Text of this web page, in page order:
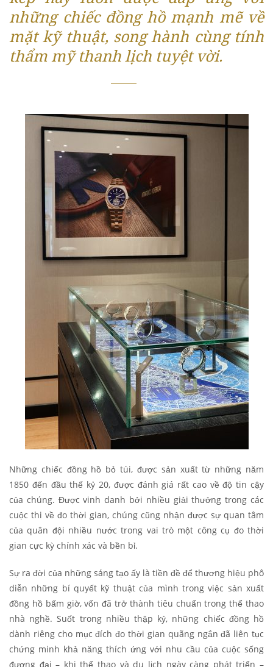
những chiếc đồng hồ mạnh mẽ về
mặt kỹ thuật, song hành cùng tính
thẩm mỹ thanh lịch tuyệt vời.
Những chiếc đồng hồ bỏ túi, được sản xuất từ những năm
1850 đến đầu thế kỷ 20, được đánh giá rất cao về độ tin cậy
của chúng. Được vinh danh bởi nhiều giải thưởng trong các
cuộc thi về đo thời gian, chúng cũng nhận được sự quan tâm
của quân đội nhiều nước trong vai trò một công cụ đo thời
gian cực kỳ chính xác và bền bỉ.
Sự ra đời của những sáng tạo ấy là tiền đề để thương hiệu phô
diễn những bí quyết kỹ thuật của mình trong việc sản xuất
đồng hồ bấm giờ, vốn đã trở thành tiêu chuẩn trong thể thao
nhà nghề. Suốt trong nhiều thập kỷ, những chiếc đồng hồ
dành riêng cho mục đích đo thời gian quãng ngắn đã liên tục
chứng minh khả năng thích ứng với nhu cầu của cuộc sống
đương đại – khi thể thao và du lịch ngày càng phát triển –